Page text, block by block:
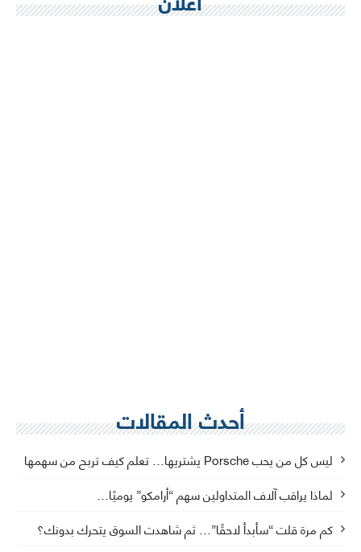
أحدث المقالات
ليس كل من يحب Porsche يشتريها… تعلم كيف تربح من سهمها
لماذا يراقب آلاف المتداولين سهم “أرامكو” يوميًا…
كم مرة قلت “سأبدأ لاحقًا”… ثم شاهدت السوق يتحرك بدونك؟